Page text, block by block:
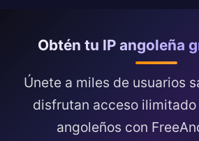
Obtén tu IP angoleña
Únete a miles de usuarios
disfrutan acceso
angoleños con